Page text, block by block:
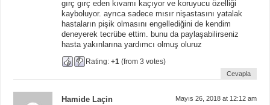
gırç gırç eden kıvamı kaçıyor ve koruyucu özelliği
kayboluyor. ayrıca sadece mısır nişastasını yatalak
hastaların pişik olmasını engellediğini de kendim
deneyerek tecrübe ettim. bunu da paylaşabilirseniz
hasta yakınlarına yardımcı olmuş oluruz
Rating:+1 (from 3 votes)
Cevapla
Hamide Laçin Mayıs 26, 2018 at 12:12 am